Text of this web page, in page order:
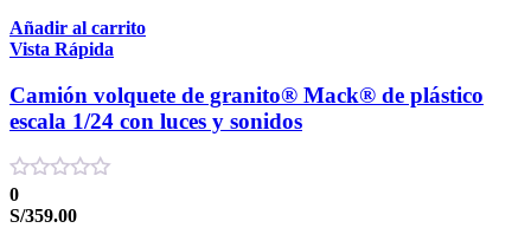
Añadir al carrito
Vista Rápida
Camión volquete de granito® Mack® de plástico
escala 1/24 con luces y sonidos
0
S/359.00